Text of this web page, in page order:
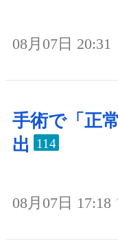
08月07日 20:31
手術で「正
出
114
08月07日 17:18